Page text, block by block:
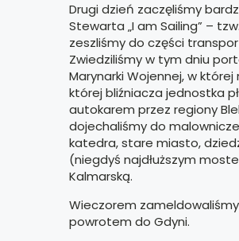
Drugi dzień zaczęliśmy
Stewarta „I am Sailing” –
zeszliśmy do części
Zwiedziliśmy w tym dniu
Marynarki Wojennej, w
której bliźniacza jednostka
autokarem przez regiony
dojechaliśmy do
katedra, stare miasto,
(niegdyś najdłuższym
Kalmarską.
Wieczorem
powrotem do Gdyni.